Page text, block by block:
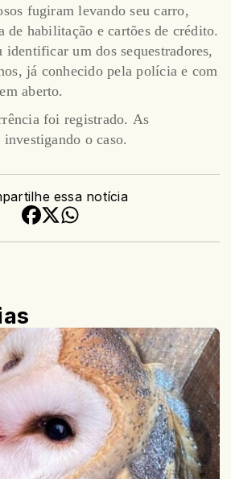
fugiram levando seu carro,
de habilitação e cartões de crédito.
um dos sequestradores,
já conhecido pela polícia e com
aberto.
foi registrado. As
o caso.
essa notícia